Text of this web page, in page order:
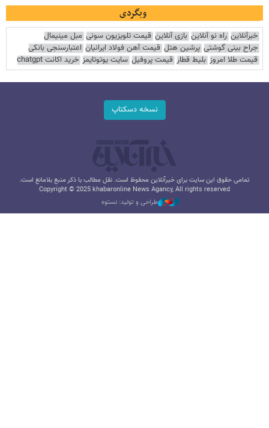
وبگردی
خبرآنلاین راه نو آنلاین بازی آنلاین قیمت تلویزیون سونی مبل مینیمال
جراح بینی گوشتی پرشین هتل قیمت آهن فولاد ایرانیان اعتبارسنجی بانکی
قیمت طلا امروز بلیط قطار قیمت پروفیل سایت یوتوتایمز خرید اکانت chatgpt
نسخه دسکتاپ
تمامی حقوق این سایت برای خبرآنلاین محفوظ است. نقل مطالب با ذکر منبع بلامانع است.
Copyright © 2025 khabaronline News Agancy, All rights reserved
طراحی و تولید: نستوه